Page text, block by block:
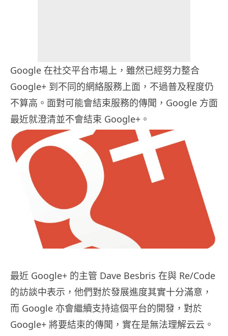
Google 在社交平台市場上，雖然已經努力整合
Google+ 到不同的網絡服務上面，不過普及程度仍
不算高。面對可能會結束服務的傳聞，Google 方面
最近就澄清並不會結束 Google+。
最近 Google+ 的主管 Dave Besbris 在與 Re/Code
的訪談中表示，他們對於發展進度其實十分滿意，
而 Google 亦會繼續支持這個平台的開發，對於
Google+ 將要結束的傳聞，實在是無法理解云云。